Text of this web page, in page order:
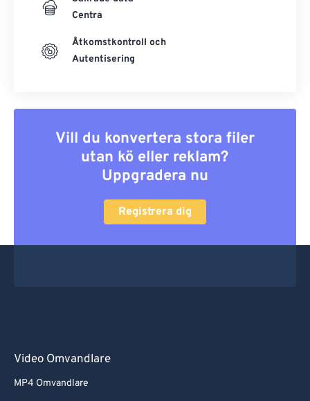
Centra
Åtkomstkontroll och
Autentisering
Vill du konvertera stora filer
utan kö eller reklam?
Uppgradera nu
Registrera dig
Video Omvandlare
MP4 Omvandlare